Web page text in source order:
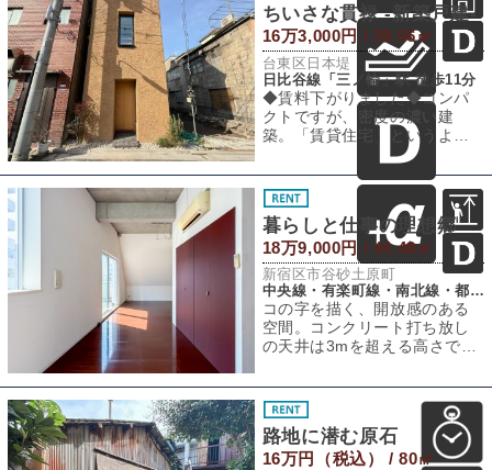
ちいさな貫禄 -新築戸建-
16万3,000円 / 39.56㎡
台東区日本堤
日比谷線「三ノ輪」駅 徒歩11分
◆賃料下がりました◆コンパ
クトですが、密度の濃い建
築。「賃貸住宅」というよ
り、小さな建築作品の中で暮
らすような感覚に近い
暮らしと仕事の理想郷
18万9,000円 / 44.48㎡
新宿区市谷砂土原町
中央線・有楽町線・南北線・都営新宿線「市ヶ谷」駅 徒歩4分
コの字を描く、開放感のある
空間。コンクリート打ち放し
の天井は3mを超える高さで、
降り注ぎます。
路地に潜む原石
16万円（税込） / 80㎡